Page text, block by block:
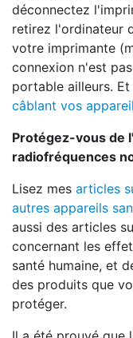
déconnectez
retirez l'ordinateur
votre imprimante
connexion n'est
portable ailleurs.
câblant vos
Protégez-vous de
radiofréquences
Lisez mes articles
autres appareils
aussi des articles
concernant les
santé humaine, et
des produits que
protéger.